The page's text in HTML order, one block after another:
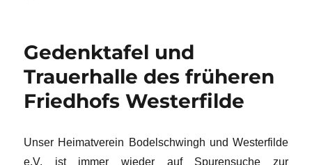
Gedenktafel und
Trauerhalle des früheren
Friedhofs Westerfilde
Unser Heimatverein Bodelschwingh und Westerfilde
e.V. ist immer wieder auf Spurensuche zur